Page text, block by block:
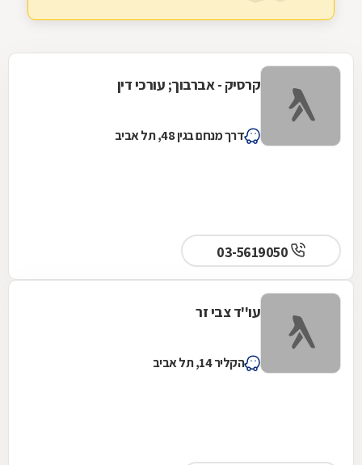
קרסיק - אברבוך; עורכי דין
דרך מנחם בגין 48, תל אביב
עו''ד צבי זר
הקליר 14, תל אביב